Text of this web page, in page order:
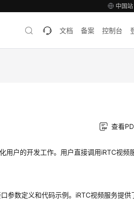
中国站
文档 备案 控制台
查看
用户的开发工作。用户直接调用iRTC视频
参数定义和代码示例。iRTC视频服务提供